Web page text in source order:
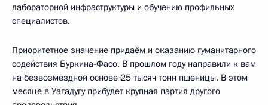
лабораторной инфраструктуры и обучению профильных
специалистов.
Приоритетное значение придаём и оказанию гуманитарного
содействия Буркина-Фасо. В прошлом году направили к вам
на безвозмездной основе 25 тысяч тонн пшеницы. В этом
месяце в Уагадугу прибудет крупная партия другого